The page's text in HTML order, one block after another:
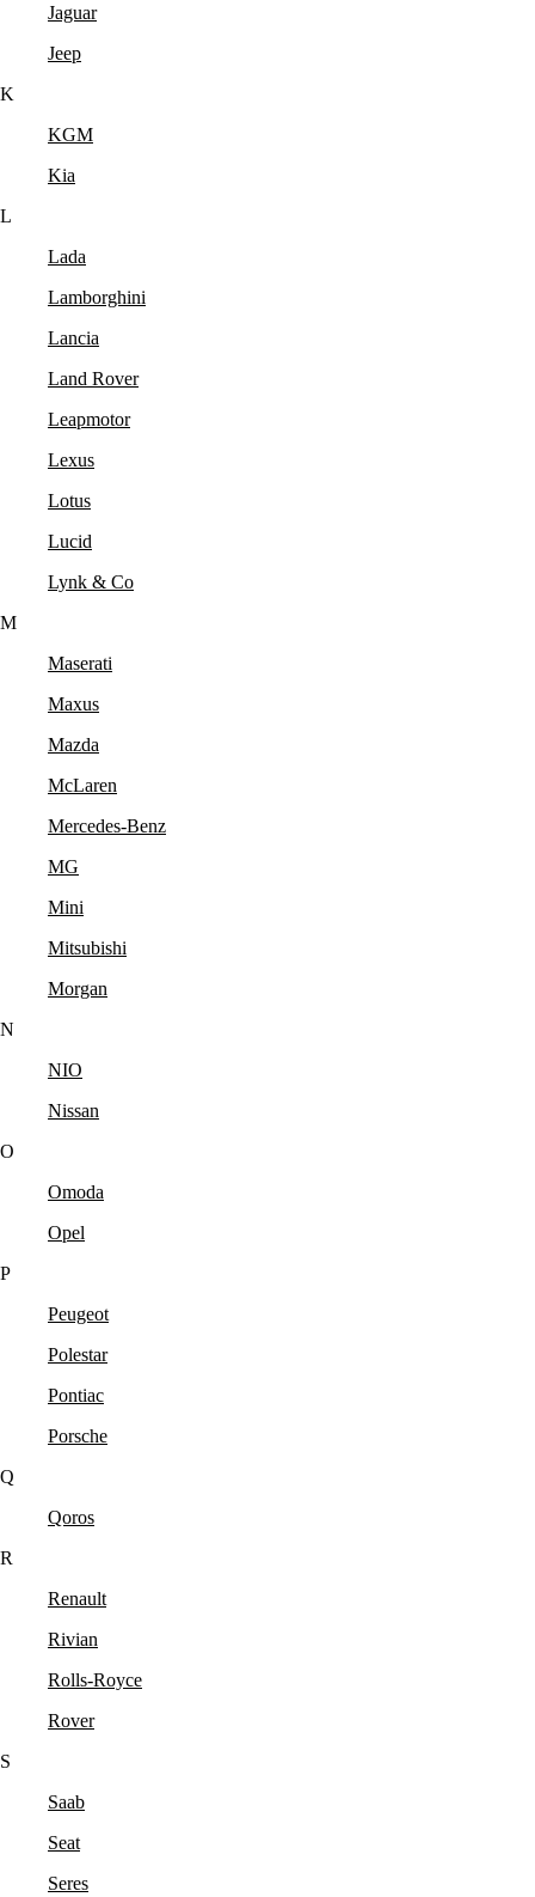
Jaguar
Jeep
K
KGM
Kia
L
Lada
Lamborghini
Lancia
Land Rover
Leapmotor
Lexus
Lotus
Lucid
Lynk & Co
M
Maserati
Maxus
Mazda
McLaren
Mercedes-Benz
MG
Mini
Mitsubishi
Morgan
N
NIO
Nissan
O
Omoda
Opel
P
Peugeot
Polestar
Pontiac
Porsche
Q
Qoros
R
Renault
Rivian
Rolls-Royce
Rover
S
Saab
Seat
Seres